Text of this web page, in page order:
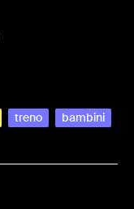
treno
bambini